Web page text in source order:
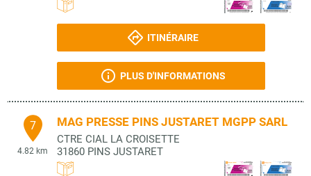
ITINÉRAIRE
PLUS D'INFORMATIONS
7
4.82 km
MAG PRESSE PINS JUSTARET MGPP SARL
CTRE CIAL LA CROISETTE
31860 PINS JUSTARET